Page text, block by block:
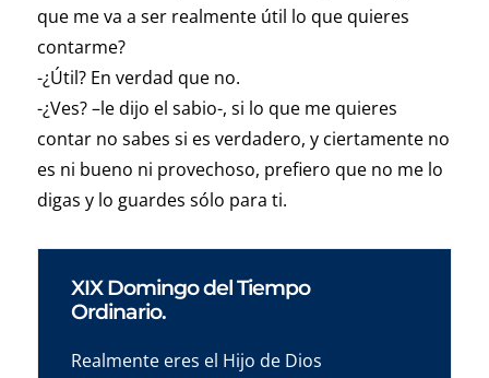
que me va a ser realmente útil lo que quieres
contarme?
-¿Útil? En verdad que no.
-¿Ves? –le dijo el sabio-, si lo que me quieres
contar no sabes si es verdadero, y ciertamente no
es ni bueno ni provechoso, prefiero que no me lo
digas y lo guardes sólo para ti.
XIX Domingo del Tiempo
Ordinario.
Realmente eres el Hijo de Dios